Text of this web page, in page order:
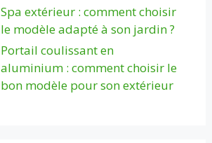
Spa extérieur : comment choisir
le modèle adapté à son jardin ?
Portail coulissant en
aluminium : comment choisir le
bon modèle pour son extérieur